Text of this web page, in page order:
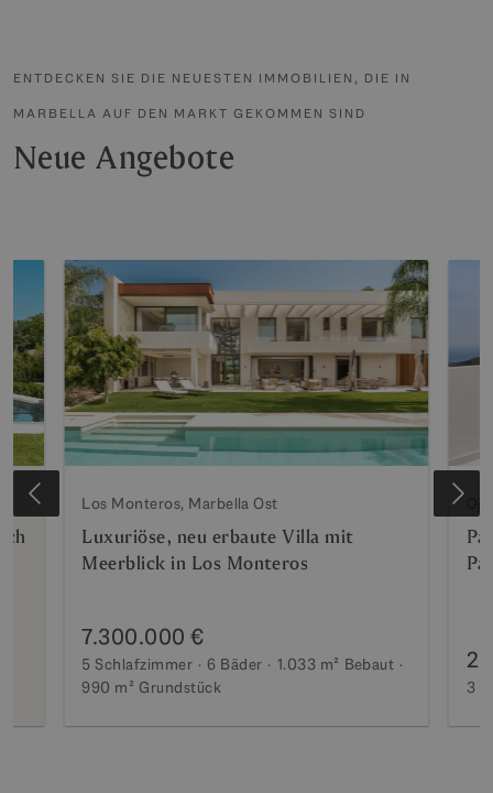
ENTDECKEN SIE DIE NEUESTEN IMMOBILIEN, DIE IN
MARBELLA AUF DEN MARKT GEKOMMEN SIND
Neue Angebote
Los Monteros, Marbella Ost
Luxuriöse, neu erbaute Villa mit
Meerblick in Los Monteros
7.300.000 €
5 Schlafzimmer 6 Bäder 1.033 m² Bebaut
990 m² Grundstück 3